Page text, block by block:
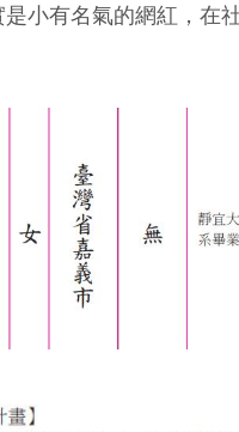
小有名氣的網紅，在